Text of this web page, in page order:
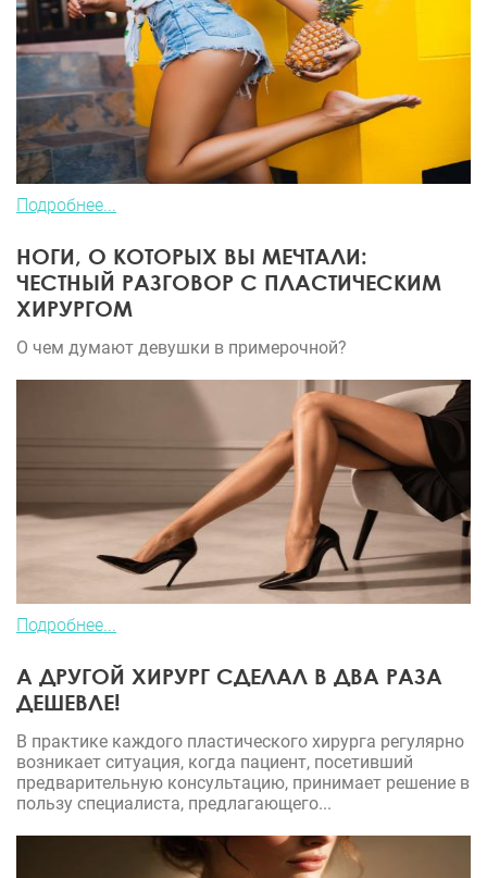
Подробнее...
НОГИ, О КОТОРЫХ ВЫ МЕЧТАЛИ:
ЧЕСТНЫЙ РАЗГОВОР С ПЛАСТИЧЕСКИМ
ХИРУРГОМ
О чем думают девушки в примерочной?
Подробнее...
А ДРУГОЙ ХИРУРГ СДЕЛАЛ В ДВА РАЗА
ДЕШЕВЛЕ!
В практике каждого пластического хирурга регулярно
возникает ситуация, когда пациент, посетивший
предварительную консультацию, принимает решение в
пользу специалиста, предлагающего...